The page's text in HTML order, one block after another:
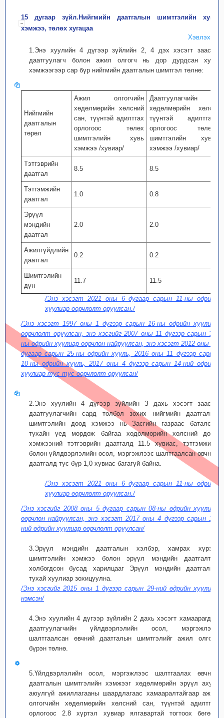
15 дугаар зүйл.Нийгмийн даатгалын шимтгэлийн хувь
хэмжээ, төлөх хугацаа
Хэвлэх
1.Энэ хуулийн 4 дүгээр зүйлийн 2, 4 дэх хэсэгт заасан
даатгуулагч болон ажил олгогч нь дор дурдсан хувь
хэмжээгээр сар бүр нийгмийн даатгалын шимтгэл төлнө:
Нийгмийн
даатгалын
төрөл
Ажил олгогчийн
хөдөлмөрийн хөлсний
сан, түүнтэй адилтгах
орлогоос төлөх
шимтгэлийн хувь
хэмжээ /хувиар/
Даатгуулагчийн
хөдөлмөрийн хөлс,
түүнтэй адилтгах
орлогоос төлөх
шимтгэлийн хувь
хэмжээ /хувиар/
Тэтгэврийн
даатгал
8.5 8.5
Тэтгэмжийн
даатгал
1.0 0.8
Эрүүл
мэндийн
даатгал
2.0 2.0
Ажилгүйдлийн
даатгал
0.2 0.2
Шимтгэлийн
дүн
11.7 11.5
/Энэ хэсэгт 2021 оны 6 дугаар сарын 11-ны өдрийн
хуулиар өөрчлөлт оруулсан./
/Энэ хэсэгт 1997 оны 1 дүгээр сарын 16-ны өдрийн хуулиар
өөрчлөлт оруулсан, энэ хэсгийг 2007 оны 11 дүгээр сарын 30-
ны өдрийн хуулиар өөрчлөн найруулсан, энэ хэсэгт 2012 оны 10
дугаар сарын 25-ны өдрийн хууль, 2016 оны 11 дүгээр сарын
10-ны өдрийн хууль, 2017 оны 4 дүгээр сарын 14-ний өдрийн
хуулиар тус тус өөрчлөлт оруулсан/
2.Энэ хуулийн 4 дүгээр зүйлийн З дахь хэсэгт заасан
даатгуулагчийн сард төлбөл зохих нийгмийн даатгалын
шимтгэлийн доод хэмжээ нь Засгийн газраас баталсан
тухайн үед мөрдөж байгаа хөдөлмөрийн хөлсний доод
хэмжээний тэтгэврийн даатгалд 11.5 хувиас, тэтгэмжийн
болон үйлдвэрлэлийн осол, мэргэжлээс шалтгаалсан өвчний
даатгалд тус бүр 1,0 хувиас багагүй байна.
/Энэ хэсэгт 2021 оны 6 дугаар сарын 11-ны өдрийн
хуулиар өөрчлөлт оруулсан./
/Энэ хэсгийг 2008 оны 5 дугаар сарын 08-ны өдрийн хуулиар
өөрчлөн найруулсан, энэ хэсэгт 2017 оны 4 дүгээр сарын 14-
ний өдрийн хуулиар өөрчлөлт оруулсан/
3.Эрүүл мэндийн даатгалын хэлбэр, хамрах хүрээ,
шимтгэлийн хэмжээ болон эрүүл мэндийн даатгалтай
холбогдсон бусад харилцааг Эрүүл мэндийн даатгалын
тухай хуулиар зохицуулна.
/Энэ хэсгийг 2015 оны 1 дүгээр сарын 29-ний өдрийн хуулиар
нэмсэн/
4.Энэ хуулийн 4 дүгээр зүйлийн 2 дахь хэсэгт хамаарагдах
даатгуулагчийн үйлдвэрлэлийн осол, мэргэжлээс
шалтгаалсан өвчний даатгалын шимтгэлийг ажил олгогч
бүрэн төлнө.
5.Үйлдвэрлэлийн осол, мэргэжлээс шалтгаалах өвчний
даатгалын шимтгэлийн хэмжээг хөдөлмөрийн эрүүл ахуй,
аюулгүй ажиллагааны шаардлагаас хамааралтайгаар ажил
олгогчийн хөдөлмөрийн хөлсний сан, түүнтэй адилтгах
орлогоос 2.8 хүртэл хувиар ялгавартай тогтоох бөгөөд